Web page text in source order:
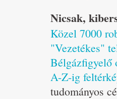
Nicsak,
Közel 7000
"Vezetékes"
Bélgázfigyelő
A-Z-ig
tudományos